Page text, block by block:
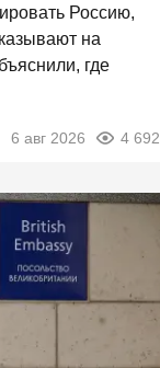
Россию,
на
где
6 авг 2026 4 692